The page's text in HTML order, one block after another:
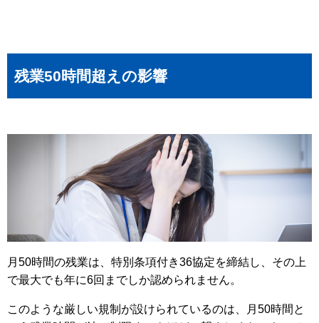
残業50時間超えの影響
月50時間の残業は、特別条項付き36協定を締結し、その上
で最大でも年に6回までしか認められません。
このような厳しい規制が設けられているのは、月50時間と